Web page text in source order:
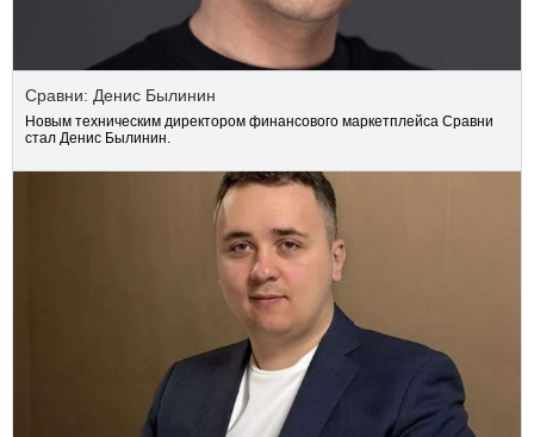
Сравни: Денис Былинин
Новым техническим директором финансового маркетплейса Сравни
стал Денис Былинин.